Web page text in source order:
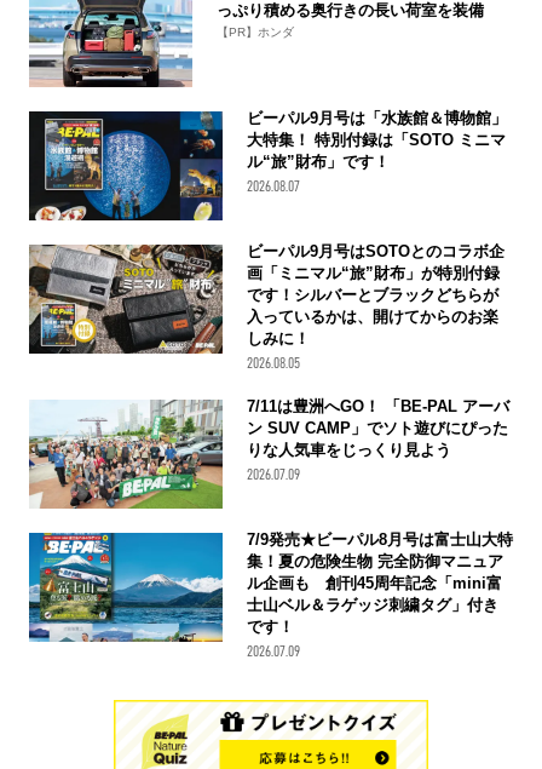
っぷり積める奥行きの長い荷室を装備
【PR】ホンダ
ビーパル9月号は「水族館＆博物館」
大特集！ 特別付録は「SOTO ミニマ
ル“旅”財布」です！
2026.08.07
ビーパル9月号はSOTOとのコラボ企
画「ミニマル“旅”財布」が特別付録
です！シルバーとブラックどちらが
入っているかは、開けてからのお楽
しみに！
2026.08.05
7/11は豊洲へGO！ 「BE-PAL アーバ
ン SUV CAMP」でソト遊びにぴった
りな人気車をじっくり見よう
2026.07.09
7/9発売★ビーパル8月号は富士山大特
集！夏の危険生物 完全防御マニュア
ル企画も 創刊45周年記念「mini富
士山ベル＆ラゲッジ刺繍タグ」付き
です！
2026.07.09